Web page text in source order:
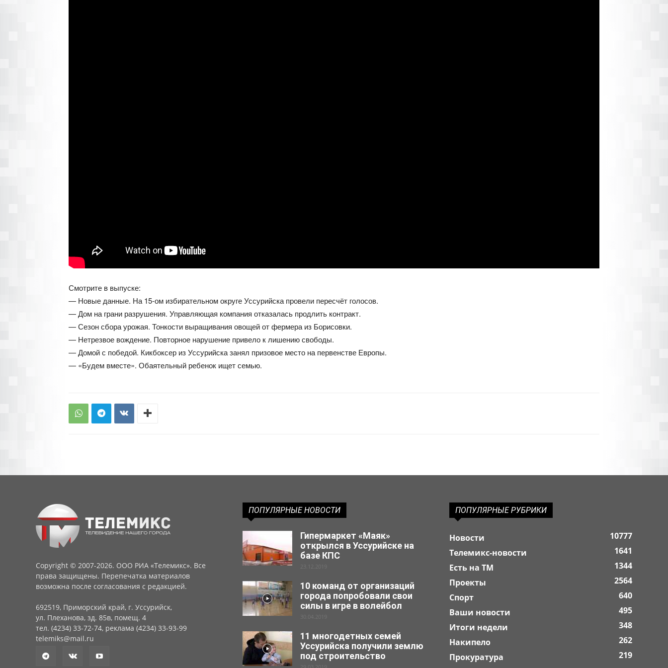
Смотрите в выпуске:
— Новые данные. На 15-ом избирательном округе Уссурийска провели пересчёт голосов.
— Дом на грани разрушения. Управляющая компания отказалась продлить контракт.
— Сезон сбора урожая. Тонкости выращивания овощей от фермера из Борисовки.
— Нетрезвое вождение. Повторное нарушение привело к лишению свободы.
— Домой с победой. Кикбоксер из Уссурийска занял призовое место на первенстве Европы.
— «Будем вместе». Обаятельный ребенок ищет семью.
Copyright © 2007-2026. ООО РИА «Телемикс». Все
права защищены. Перепечатка материалов
возможна после согласования с редакцией.
692519, Приморский край, г. Уссурийск,
ул. Плеханова, зд. 85в, помещ. 4
тел. (4234) 33-72-74, реклама (4234) 33-93-99
telemiks@mail.ru
ПОПУЛЯРНЫЕ НОВОСТИ
Гипермаркет «Маяк»
открылся в Уссурийске на
базе КПС
23.12.2019
10 команд от организаций
города попробовали свои
силы в игре в волейбол
30.04.2019
11 многодетных семей
Уссурийска получили землю
под строительство
ПОПУЛЯРНЫЕ РУБРИКИ
Новости
10777
Телемикс-новости
1641
Есть на ТМ
1344
Проекты
2564
Спорт
640
Ваши новости
495
Итоги недели
348
Накипело
262
Прокуратура
219